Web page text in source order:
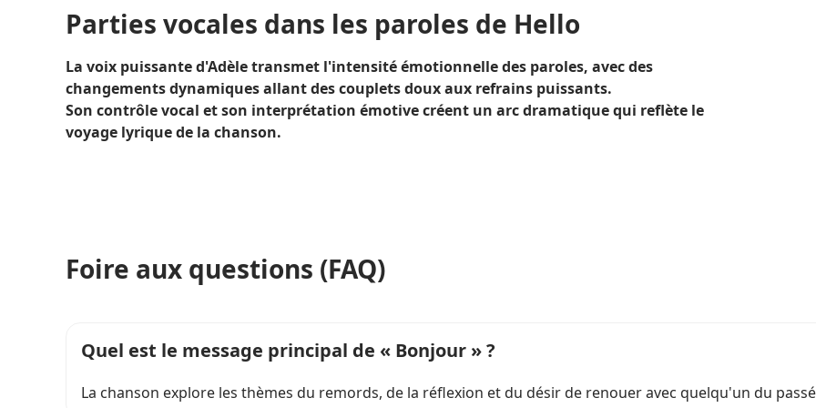
Parties vocales dans les paroles de Hello
La voix puissante d'Adèle transmet l'intensité émotionnelle des paroles, avec des
changements dynamiques allant des couplets doux aux refrains puissants.
Son contrôle vocal et son interprétation émotive créent un arc dramatique qui reflète le
voyage lyrique de la chanson.
Foire aux questions (FAQ)
Quel est le message principal de « Bonjour » ?
La chanson explore les thèmes du remords, de la réflexion et du désir de renouer avec quelqu'un du